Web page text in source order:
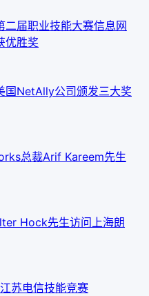
二届职业技能大赛信息网
优胜奖
国NetAlly公司颁发三大奖
总裁Arif Kareem先生
Hock先生访问上海朗
苏电信技能竞赛